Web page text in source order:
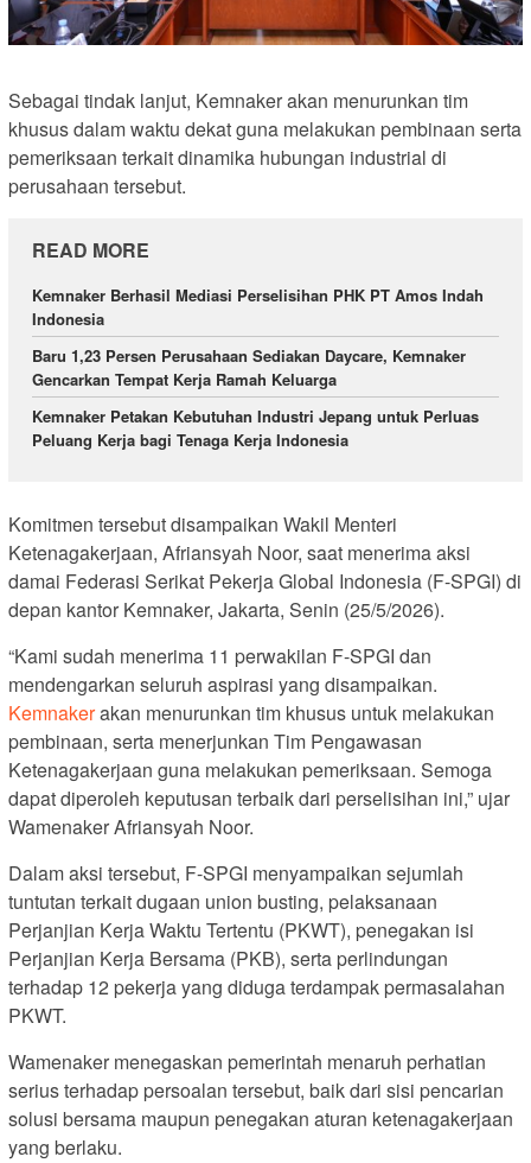
Sebagai tindak lanjut, Kemnaker akan menurunkan tim
khusus dalam waktu dekat guna melakukan pembinaan serta
pemeriksaan terkait dinamika hubungan industrial di
perusahaan tersebut.
READ MORE
Kemnaker Berhasil Mediasi Perselisihan PHK PT Amos Indah
Indonesia
Baru 1,23 Persen Perusahaan Sediakan Daycare, Kemnaker
Gencarkan Tempat Kerja Ramah Keluarga
Kemnaker Petakan Kebutuhan Industri Jepang untuk Perluas
Peluang Kerja bagi Tenaga Kerja Indonesia
Komitmen tersebut disampaikan Wakil Menteri
Ketenagakerjaan, Afriansyah Noor, saat menerima aksi
damai Federasi Serikat Pekerja Global Indonesia (F-SPGI) di
depan kantor Kemnaker, Jakarta, Senin (25/5/2026).
“Kami sudah menerima 11 perwakilan F-SPGI dan
mendengarkan seluruh aspirasi yang disampaikan.
Kemnakerakan menurunkan tim khusus untuk melakukan
pembinaan, serta menerjunkan Tim Pengawasan
Ketenagakerjaan guna melakukan pemeriksaan. Semoga
dapat diperoleh keputusan terbaik dari perselisihan ini,” ujar
Wamenaker Afriansyah Noor.
Dalam aksi tersebut, F-SPGI menyampaikan sejumlah
tuntutan terkait dugaan union busting, pelaksanaan
Perjanjian Kerja Waktu Tertentu (PKWT), penegakan isi
Perjanjian Kerja Bersama (PKB), serta perlindungan
terhadap 12 pekerja yang diduga terdampak permasalahan
PKWT.
Wamenaker menegaskan pemerintah menaruh perhatian
serius terhadap persoalan tersebut, baik dari sisi pencarian
solusi bersama maupun penegakan aturan ketenagakerjaan
yang berlaku.